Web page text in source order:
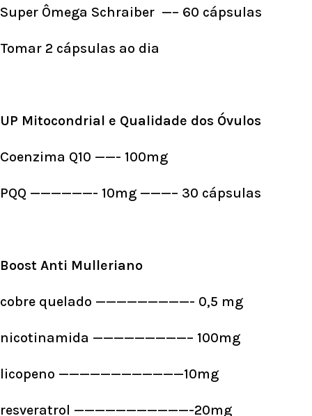
Super Ômega Schraiber —– 60 cápsulas
Tomar 2 cápsulas ao dia
UP Mitocondrial e Qualidade dos Óvulos
Coenzima Q10 ——- 100mg
PQQ ——————- 10mg ———– 30 cápsulas
Boost Anti Mulleriano
cobre quelado —————————- 0,5 mg
nicotinamida —————————– 100mg
licopeno ————————————10mg
resveratrol ———————————-20mg